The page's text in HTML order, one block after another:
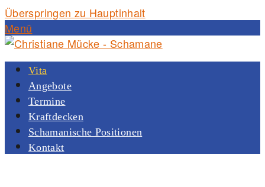
Überspringen zu Hauptinhalt
Menü
Vita
Angebote
Termine
Kraftdecken
Schamanische Positionen
Kontakt